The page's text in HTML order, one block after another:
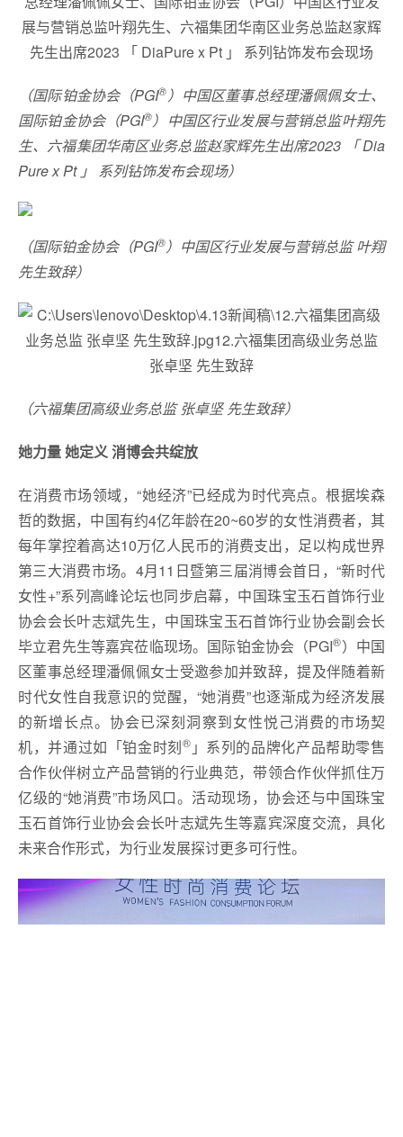
（国际铂金协会（PGI®）中国区董事总经理潘佩佩女士、
国际铂金协会（PGI®）中国区行业发展与营销总监叶翔先
生、六福集团华南区业务总监赵家辉先生出席2023 「 Dia
Pure x Pt 」 系列钻饰发布会现场）
（国际铂金协会（PGI®）中国区行业发展与营销总监 叶翔
先生致辞）
（六福集团高级业务总监 张卓坚 先生致辞）
她力量 她定义 消博会共绽放
在消费市场领域，“她经济”已经成为时代亮点。根据埃森
哲的数据，中国有约4亿年龄在20~60岁的女性消费者，其
每年掌控着高达10万亿人民币的消费支出，足以构成世界
第三大消费市场。4月11日暨第三届消博会首日，“新时代
女性+”系列高峰论坛也同步启幕，中国珠宝玉石首饰行业
协会会长叶志斌先生，中国珠宝玉石首饰行业协会副会长
毕立君先生等嘉宾莅临现场。国际铂金协会（PGI®）中国
区董事总经理潘佩佩女士受邀参加并致辞，提及伴随着新
时代女性自我意识的觉醒，“她消费”也逐渐成为经济发展
的新增长点。协会已深刻洞察到女性悦己消费的市场契
机，并通过如「铂金时刻®」系列的品牌化产品帮助零售
合作伙伴树立产品营销的行业典范，带领合作伙伴抓住万
亿级的“她消费”市场风口。活动现场，协会还与中国珠宝
玉石首饰行业协会会长叶志斌先生等嘉宾深度交流，具化
未来合作形式，为行业发展探讨更多可行性。